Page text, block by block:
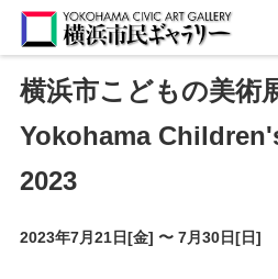
横浜市こどもの美術
Yokohama
2023
2023年7月21日[金] 〜 7月30日[日]